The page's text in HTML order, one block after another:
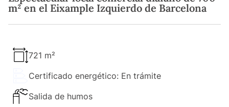
m² en el Eixample Izquierdo de Barcelona
721 m²
Certificado energético: En trámite
Salida de humos